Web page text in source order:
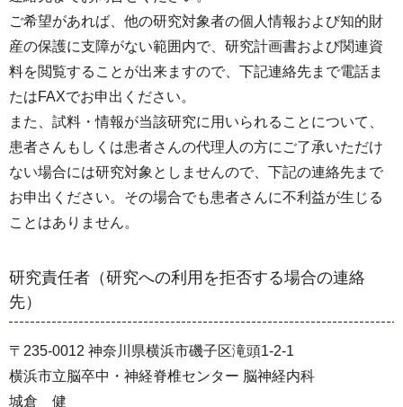
ご希望があれば、他の研究対象者の個人情報および知的財
産の保護に支障がない範囲内で、研究計画書および関連資
料を閲覧することが出来ますので、下記連絡先まで電話ま
たはFAXでお申出ください。
また、試料・情報が当該研究に用いられることについて、
患者さんもしくは患者さんの代理人の方にご了承いただけ
ない場合には研究対象としませんので、下記の連絡先まで
お申出ください。その場合でも患者さんに不利益が生じる
ことはありません。
研究責任者（研究への利用を拒否する場合の連絡
先）
〒235-0012 神奈川県横浜市磯子区滝頭1-2-1
横浜市立脳卒中・神経脊椎センター 脳神経内科
城倉 健